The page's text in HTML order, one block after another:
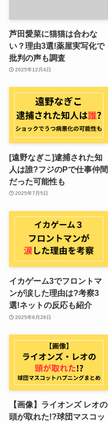
芦田愛菜に猫猫は合わな
い？理由3選!薬屋実写化で
批判の声も調査
2025年12月4日
[遠野なぎこ]逮捕された知
人は誰?フジのPで仕事仲間
だった可能性も
2025年7月5日
イカゲーム3でフロントマ
ンが涙した理由は?考察3
選!ネットの反応も紹介
2025年6月28日
【画像】ライオンズ レオの
頭が取れた!?球団マスコッ